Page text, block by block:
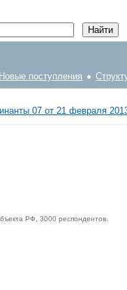
Новые поступления
07 от 21 февраля
РФ, 3000 респондентов.